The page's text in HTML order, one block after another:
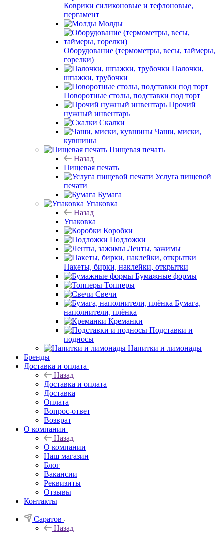
Коврики силиконовые и тефлоновые,
пергамент
Молды
Оборудование (термометры, весы, таймеры,
горелки)
Палочки,
шпажки, трубочки
Поворотные столы, подставки под торт
Прочий
нужный инвентарь
Скалки
Чаши, миски,
кувшины
Пищевая печать
Назад
Пищевая печать
Услуга пищевой
печати
Бумага
Упаковка
Назад
Упаковка
Коробки
Подложки
Ленты, зажимы
Пакеты, бирки, наклейки, открытки
Бумажные формы
Топперы
Свечи
Бумага,
наполнители, плёнка
Креманки
Подставки и
подносы
Напитки и лимонады
Бренды
Доставка и оплата
Назад
Доставка и оплата
Доставка
Оплата
Вопрос-ответ
Возврат
О компании
Назад
О компании
Наш магазин
Блог
Вакансии
Реквизиты
Отзывы
Контакты
Саратов
Назад